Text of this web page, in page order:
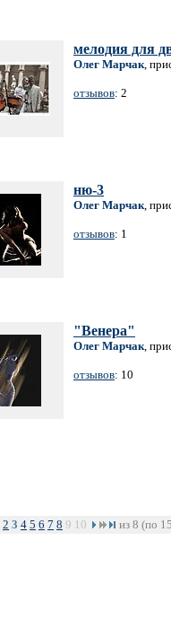
мелодия для
Олег Марчак,
отзывов: 2
ню-3
Олег Марчак,
отзывов: 1
"Венера"
Олег Марчак,
отзывов: 10
2 3 4 5 6 7 8 9 10 из 8 (по